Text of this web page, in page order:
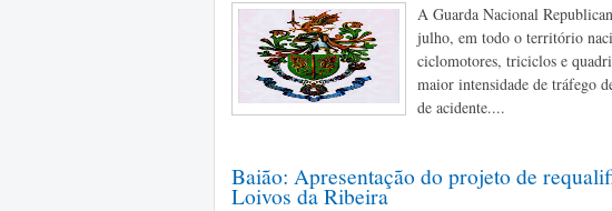
A Guarda Nacional
julho, em todo o território
ciclomotores, triciclos e
maior intensidade de tráfego
de acidente....
Baião: Apresentação do projeto de
Loivos da Ribeira